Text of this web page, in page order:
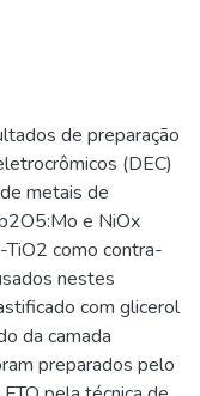
de preparação
(DEC)
metais de
e NiOx
TiO2 como contra-
nestes
com glicerol
da camada
preparados pelo